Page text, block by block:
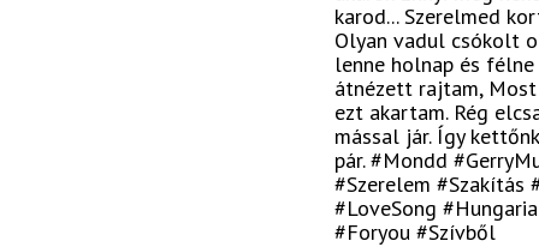
karod... Szerelmed
Olyan vadul csókolt
lenne holnap és
átnézett rajtam,
ezt akartam. Rég
mással jár. Így
pár. #Mondd
#Szerelem #Szakítás
#LoveSong
#Foryou #Szívből